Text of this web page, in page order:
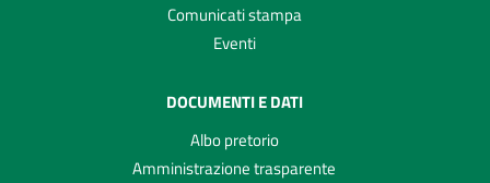
Comunicati stampa
Eventi
DOCUMENTI E DATI
Albo pretorio
Amministrazione trasparente